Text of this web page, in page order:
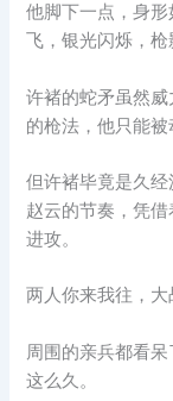
他脚下一点，身
飞，银光闪烁，枪
许褚的蛇矛虽然
的枪法，他只能被
但许褚毕竟是久
赵云的节奏，凭
进攻。
两人你来我往，大
周围的亲兵都看
这么久。